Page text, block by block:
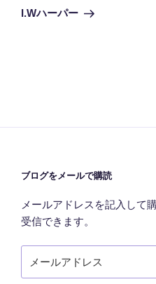
ゲ
の
I.Wハーパー
ブログをメールで購読
メールアドレスを記入して
受信できます。
ー